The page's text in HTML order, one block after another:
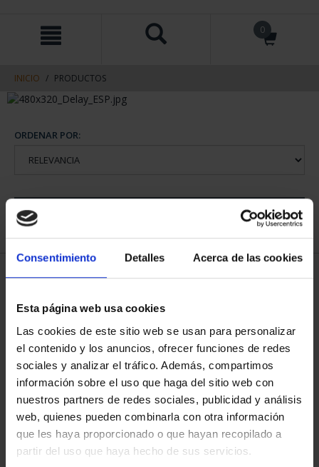
Consentimiento Detalles Acerca de las cookies
Esta página web usa cookies
Las cookies de este sitio web se usan para personalizar
el contenido y los anuncios, ofrecer funciones de redes
sociales y analizar el tráfico. Además, compartimos
información sobre el uso que haga del sitio web con
nuestros partners de redes sociales, publicidad y análisis
web, quienes pueden combinarla con otra información
que les haya proporcionado o que hayan recopilado a
partir del uso que haya hecho de sus servicios.
contenido
navegacin
0
INICIO PRODUCTOS
ORDENAR POR:
1 Productos encontrados